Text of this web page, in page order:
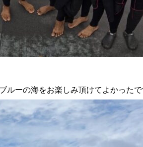
ルーの海をお楽しみ頂けてよかった